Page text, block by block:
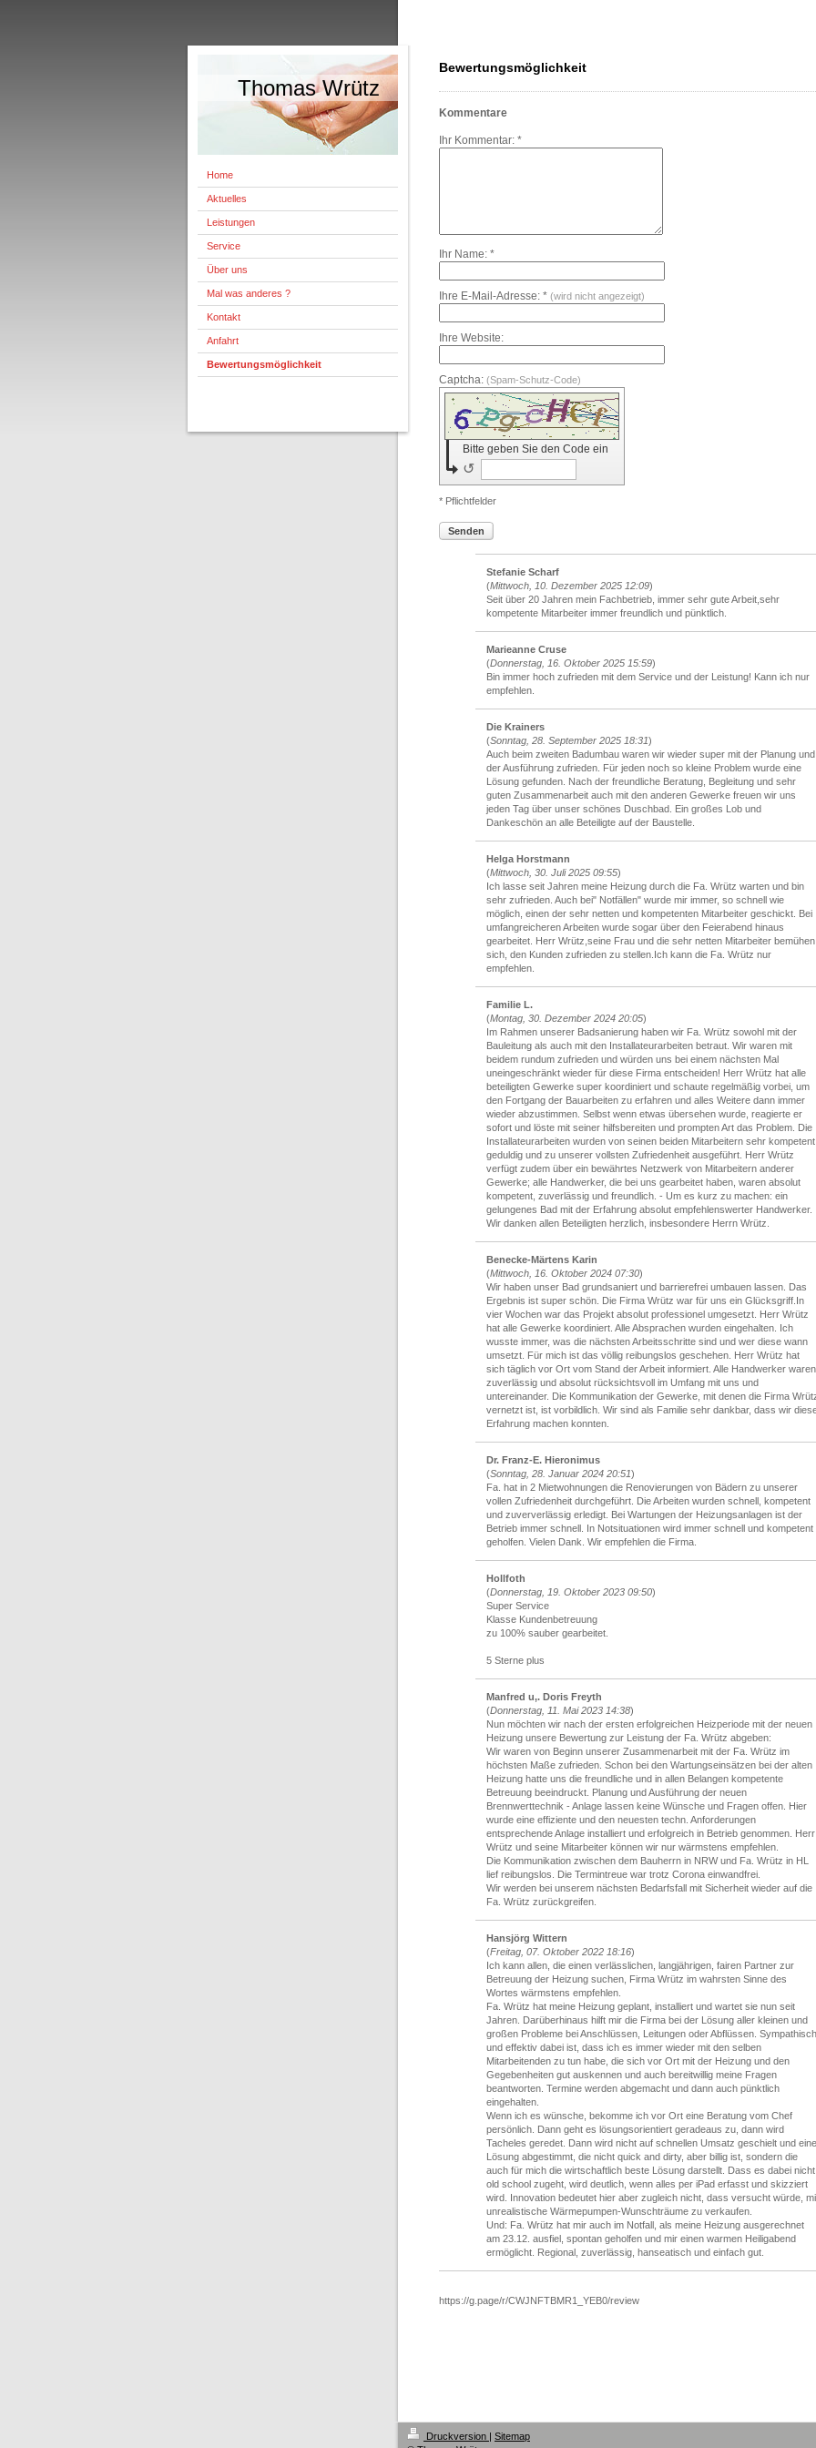
Thomas Wrütz
Home
Aktuelles
Leistungen
Service
Über uns
Mal was anderes ?
Kontakt
Anfahrt
Bewertungsmöglichkeit
Bewertungsmöglichkeit
Kommentare
Ihr Kommentar: *
Ihr Name: *
Ihre E-Mail-Adresse: * (wird nicht angezeigt)
Ihre Website:
Captcha: (Spam-Schutz-Code)
Bitte geben Sie den Code ein
↺
* Pflichtfelder
Senden
Stefanie Scharf
(Mittwoch, 10. Dezember 2025 12:09)
Seit über 20 Jahren mein Fachbetrieb, immer sehr gute Arbeit,sehr
kompetente Mitarbeiter immer freundlich und pünktlich.
Marieanne Cruse
(Donnerstag, 16. Oktober 2025 15:59)
Bin immer hoch zufrieden mit dem Service und der Leistung! Kann ich nur
empfehlen.
Die Krainers
(Sonntag, 28. September 2025 18:31)
Auch beim zweiten Badumbau waren wir wieder super mit der Planung und
der Ausführung zufrieden. Für jeden noch so kleine Problem wurde eine
Lösung gefunden. Nach der freundliche Beratung, Begleitung und sehr
guten Zusammenarbeit auch mit den anderen Gewerke freuen wir uns
jeden Tag über unser schönes Duschbad. Ein großes Lob und
Dankeschön an alle Beteiligte auf der Baustelle.
Helga Horstmann
(Mittwoch, 30. Juli 2025 09:55)
Ich lasse seit Jahren meine Heizung durch die Fa. Wrütz warten und bin
sehr zufrieden. Auch bei" Notfällen" wurde mir immer, so schnell wie
möglich, einen der sehr netten und kompetenten Mitarbeiter geschickt. Bei
umfangreicheren Arbeiten wurde sogar über den Feierabend hinaus
gearbeitet. Herr Wrütz,seine Frau und die sehr netten Mitarbeiter bemühen
sich, den Kunden zufrieden zu stellen.Ich kann die Fa. Wrütz nur
empfehlen.
Familie L.
(Montag, 30. Dezember 2024 20:05)
Im Rahmen unserer Badsanierung haben wir Fa. Wrütz sowohl mit der
Bauleitung als auch mit den Installateurarbeiten betraut. Wir waren mit
beidem rundum zufrieden und würden uns bei einem nächsten Mal
uneingeschränkt wieder für diese Firma entscheiden! Herr Wrütz hat alle
beteiligten Gewerke super koordiniert und schaute regelmäßig vorbei, um
den Fortgang der Bauarbeiten zu erfahren und alles Weitere dann immer
wieder abzustimmen. Selbst wenn etwas übersehen wurde, reagierte er
sofort und löste mit seiner hilfsbereiten und prompten Art das Problem. Die
Installateurarbeiten wurden von seinen beiden Mitarbeitern sehr
geduldig und zu unserer vollsten Zufriedenheit ausgeführt. Herr Wrütz
verfügt zudem über ein bewährtes Netzwerk von Mitarbeitern anderer
Gewerke; alle Handwerker, die bei uns gearbeitet haben, waren absolut
kompetent, zuverlässig und freundlich. - Um es kurz zu machen: ein
gelungenes Bad mit der Erfahrung absolut empfehlenswerter Handwerker.
Wir danken allen Beteiligten herzlich, insbesondere Herrn Wrütz.
Benecke-Märtens Karin
(Mittwoch, 16. Oktober 2024 07:30)
Wir haben unser Bad grundsaniert und barrierefrei umbauen lassen. Das
Ergebnis ist super schön. Die Firma Wrütz war für uns ein Glücksgriff.In
vier Wochen war das Projekt absolut professionel umgesetzt. Herr Wrütz
hat alle Gewerke koordiniert. Alle Absprachen wurden eingehalten. Ich
wusste immer, was die nächsten Arbeitsschritte sind und wer diese wann
umsetzt. Für mich ist das völlig reibungslos geschehen. Herr Wrütz hat
sich täglich vor Ort vom Stand der Arbeit informiert. Alle Handwerker waren
zuverlässig und absolut rücksichtsvoll im Umfang mit uns und
untereinander. Die Kommunikation der Gewerke, mit denen die Firma
vernetzt ist, ist vorbildlich. Wir sind als Familie sehr dankbar, dass wir
Erfahrung machen konnten.
Dr. Franz-E. Hieronimus
(Sonntag, 28. Januar 2024 20:51)
Fa. hat in 2 Mietwohnungen die Renovierungen von Bädern zu unserer
vollen Zufriedenheit durchgeführt. Die Arbeiten wurden schnell, kompetent
und zuververlässig erledigt. Bei Wartungen der Heizungsanlagen ist der
Betrieb immer schnell. In Notsituationen wird immer schnell und kompetent
geholfen. Vielen Dank. Wir empfehlen die Firma.
Hollfoth
(Donnerstag, 19. Oktober 2023 09:50)
Super Service
Klasse Kundenbetreuung
zu 100% sauber gearbeitet.
5 Sterne plus
Manfred u,. Doris Freyth
(Donnerstag, 11. Mai 2023 14:38)
Nun möchten wir nach der ersten erfolgreichen Heizperiode mit der neuen
Heizung unsere Bewertung zur Leistung der Fa. Wrütz abgeben:
Wir waren von Beginn unserer Zusammenarbeit mit der Fa. Wrütz im
höchsten Maße zufrieden. Schon bei den Wartungseinsätzen bei der alten
Heizung hatte uns die freundliche und in allen Belangen kompetente
Betreuung beeindruckt. Planung und Ausführung der neuen
Brennwerttechnik - Anlage lassen keine Wünsche und Fragen offen. Hier
wurde eine effiziente und den neuesten techn. Anforderungen
entsprechende Anlage installiert und erfolgreich in Betrieb genommen. Herr
Wrütz und seine Mitarbeiter können wir nur wärmstens empfehlen.
Die Kommunikation zwischen dem Bauherrn in NRW und Fa. Wrütz in HL
lief reibungslos. Die Termintreue war trotz Corona einwandfrei.
Wir werden bei unserem nächsten Bedarfsfall mit Sicherheit wieder auf die
Fa. Wrütz zurückgreifen.
Hansjörg Wittern
(Freitag, 07. Oktober 2022 18:16)
Ich kann allen, die einen verlässlichen, langjährigen, fairen Partner zur
Betreuung der Heizung suchen, Firma Wrütz im wahrsten Sinne des
Wortes wärmstens empfehlen.
Fa. Wrütz hat meine Heizung geplant, installiert und wartet sie nun seit
Jahren. Darüberhinaus hilft mir die Firma bei der Lösung aller kleinen und
großen Probleme bei Anschlüssen, Leitungen oder Abflüssen. Sympathisch
und effektiv dabei ist, dass ich es immer wieder mit den selben
Mitarbeitenden zu tun habe, die sich vor Ort mit der Heizung und den
Gegebenheiten gut auskennen und auch bereitwillig meine Fragen
beantworten. Termine werden abgemacht und dann auch pünktlich
eingehalten.
Wenn ich es wünsche, bekomme ich vor Ort eine Beratung vom Chef
persönlich. Dann geht es lösungsorientiert geradeaus zu, dann wird
Tacheles geredet. Dann wird nicht auf schnellen Umsatz geschielt und eine
Lösung abgestimmt, die nicht quick and dirty, aber billig ist, sondern die
auch für mich die wirtschaftlich beste Lösung darstellt. Dass es dabei nicht
old school zugeht, wird deutlich, wenn alles per iPad erfasst und skizziert
wird. Innovation bedeutet hier aber zugleich nicht, dass versucht würde,
unrealistische Wärmepumpen-Wunschträume zu verkaufen.
Und: Fa. Wrütz hat mir auch im Notfall, als meine Heizung ausgerechnet
am 23.12. ausfiel, spontan geholfen und mir einen warmen Heiligabend
ermöglicht. Regional, zuverlässig, hanseatisch und einfach gut.
https://g.page/r/CWJNFTBMR1_YEB0/review
Druckversion | Sitemap